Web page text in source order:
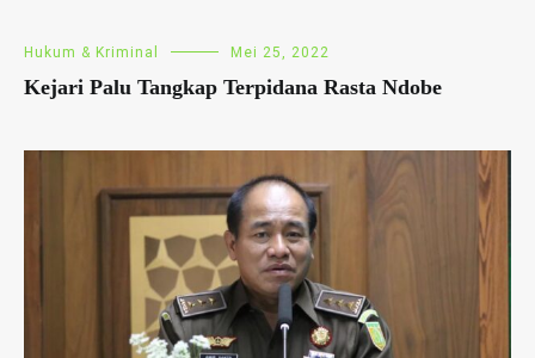
Hukum & Kriminal Mei 25, 2022
Kejari Palu Tangkap Terpidana Rasta Ndobe